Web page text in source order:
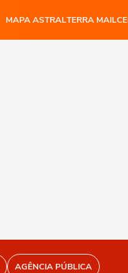
MAPA ASTRALTERRA MAIL
AGÊNCIA PÚBLICA